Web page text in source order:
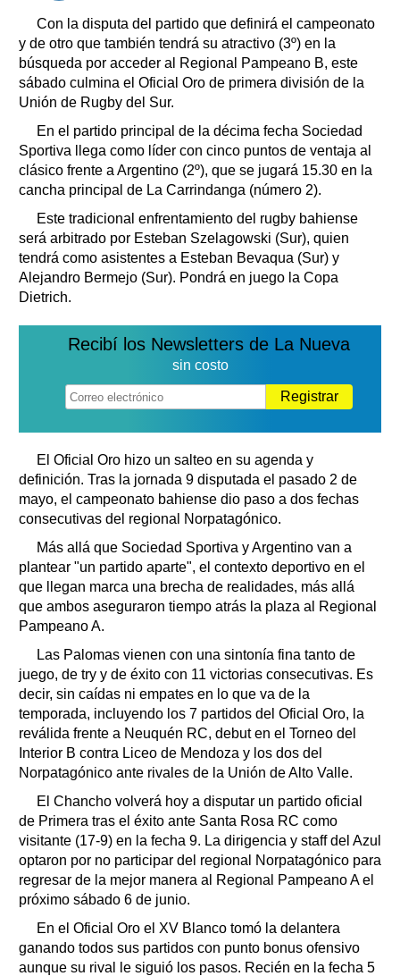
Con la disputa del partido que definirá el campeonato
y de otro que también tendrá su atractivo (3º) en la
búsqueda por acceder al Regional Pampeano B, este
sábado culmina el Oficial Oro de primera división de la
Unión de Rugby del Sur.
En el partido principal de la décima fecha Sociedad
Sportiva llega como líder con cinco puntos de ventaja al
clásico frente a Argentino (2º), que se jugará 15.30 en la
cancha principal de La Carrindanga (número 2).
Este tradicional enfrentamiento del rugby bahiense
será arbitrado por Esteban Szelagowski (Sur), quien
tendrá como asistentes a Esteban Bevaqua (Sur) y
Alejandro Bermejo (Sur). Pondrá en juego la Copa
Dietrich.
Recibí los Newsletters de La Nueva
sin costo
Registrar
El Oficial Oro hizo un salteo en su agenda y
definición. Tras la jornada 9 disputada el pasado 2 de
mayo, el campeonato bahiense dio paso a dos fechas
consecutivas del regional Norpatagónico.
Más allá que Sociedad Sportiva y Argentino van a
plantear "un partido aparte", el contexto deportivo en el
que llegan marca una brecha de realidades, más allá
que ambos aseguraron tiempo atrás la plaza al Regional
Pampeano A.
Las Palomas vienen con una sintonía fina tanto de
juego, de try y de éxito con 11 victorias consecutivas. Es
decir, sin caídas ni empates en lo que va de la
temporada, incluyendo los 7 partidos del Oficial Oro, la
reválida frente a Neuquén RC, debut en el Torneo del
Interior B contra Liceo de Mendoza y los dos del
Norpatagónico ante rivales de la Unión de Alto Valle.
El Chancho volverá hoy a disputar un partido oficial
de Primera tras el éxito ante Santa Rosa RC como
visitante (17-9) en la fecha 9. La dirigencia y staff del Azul
optaron por no participar del regional Norpatagónico para
regresar de la mejor manera al Regional Pampeano A el
próximo sábado 6 de junio.
En el Oficial Oro el XV Blanco tomó la delantera
ganando todos sus partidos con punto bonus ofensivo
aunque su rival le siguió los pasos. Recién en la fecha 5